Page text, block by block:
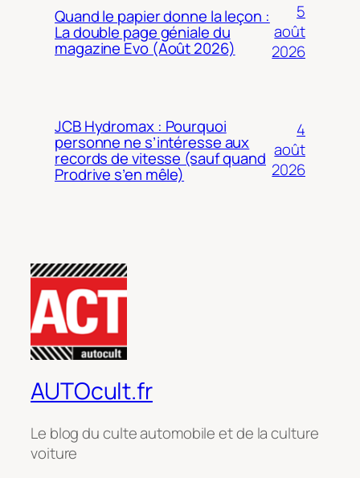
Quand le papier donne la leçon :
La double page géniale du
magazine Evo (Août 2026)
5
août
2026
JCB Hydromax : Pourquoi
personne ne s’intéresse aux
records de vitesse (sauf quand
Prodrive s’en mêle)
4
août
2026
AUTOcult.fr
Le blog du culte automobile et de la culture
voiture